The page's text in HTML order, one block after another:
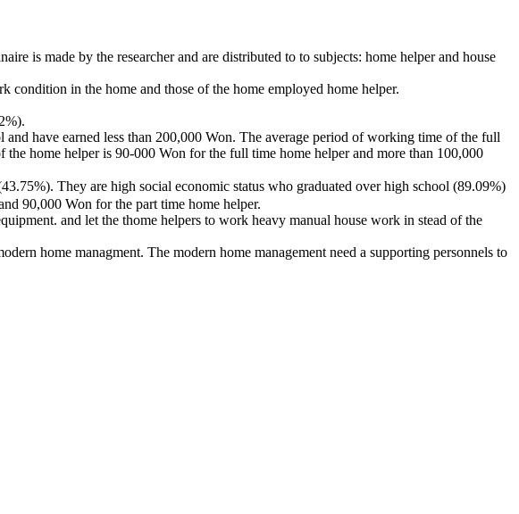
is made by the researcher and are distributed to to subjects: home helper and house
condition in the home and those of the home employed home helper.
have earned less than 200,000 Won. The average period of working time of the full
home helper is 90-000 Won for the full time home helper and more than 100,000
They are high social economic status who graduated over high school (89.09%)
90,000 Won for the part time home helper.
and let the thome helpers to work heavy manual house work in stead of the
home managment. The modern home management need a supporting personnels to